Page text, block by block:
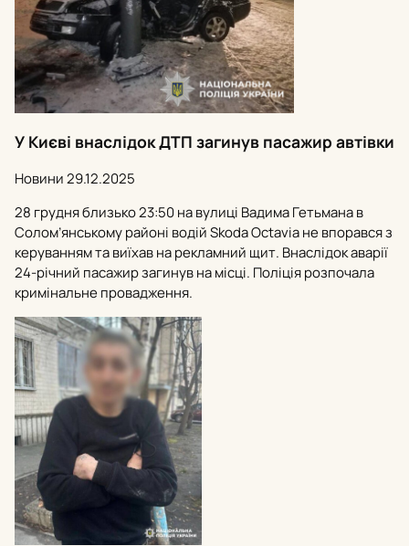
У Києві внаслідок ДТП загинув пасажир автівки
Новини29.12.2025
28 грудня близько 23:50 на вулиці Вадима Гетьмана в
Солом’янському районі водій Skoda Octavia не впорався з
керуванням та виїхав на рекламний щит. Внаслідок аварії
24-річний пасажир загинув на місці. Поліція розпочала
кримінальне провадження.